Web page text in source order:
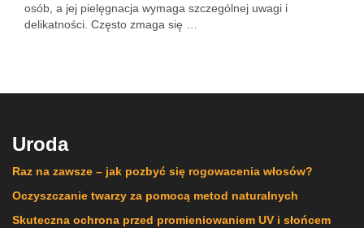
osób, a jej pielęgnacja wymaga szczególnej uwagi i
delikatności. Często zmaga się …
Uroda
Raz na zawsze – jak pozbyć się rogowacenia włosów?
Oczyszczanie twarzy za pomocą metod naturalnych
Skuteczna ochrona przed promieniowaniem UV i słońcem